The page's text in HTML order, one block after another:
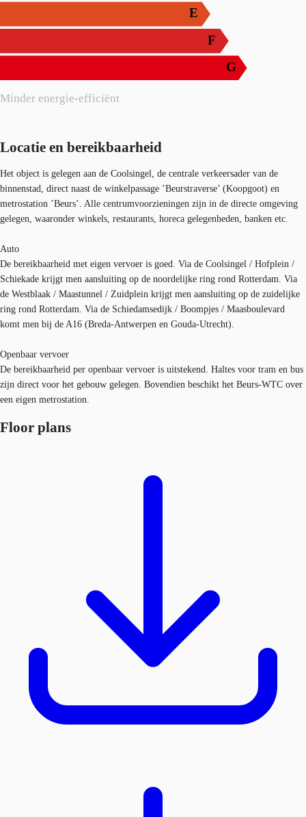
Minder energie-efficiënt
E
F
G
Locatie en bereikbaarheid
Het object is gelegen aan de Coolsingel, de centrale verkeersader van de
binnenstad, direct naast de winkelpassage ’Beurstraverse’ (Koopgoot) en
metrostation ’Beurs’. Alle centrumvoorzieningen zijn in de directe omgeving
gelegen, waaronder winkels, restaurants, horeca gelegenheden, banken etc.
Auto
De bereikbaarheid met eigen vervoer is goed. Via de Coolsingel / Hofplein /
Schiekade krijgt men aansluiting op de noordelijke ring rond Rotterdam. Via
de Westblaak / Maastunnel / Zuidplein krijgt men aansluiting op de zuidelijke
ring rond Rotterdam. Via de Schiedamsedijk / Boompjes / Maasboulevard
komt men bij de A16 (Breda-Antwerpen en Gouda-Utrecht).
Openbaar vervoer
De bereikbaarheid per openbaar vervoer is uitstekend. Haltes voor tram en bus
zijn direct voor het gebouw gelegen. Bovendien beschikt het Beurs-WTC over
een eigen metrostation.
Floor plans